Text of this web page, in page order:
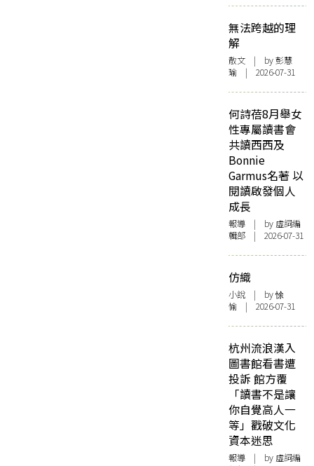
無法跨越的理
解
散文 | by 彭慧
瑜 | 2026-07-31
何詩蓓8月舉女
性專屬讀書會
共讀西西及
Bonnie
Garmus名著 以
閱讀啟發個人
成長
報導 | by 虛詞編
輯部 | 2026-07-31
仿織
小說 | by 悇
愉 | 2026-07-31
杭州流浪漢入
圖書館看書遭
投訴 館方覆
「讀書不是讓
你自覺高人一
等」戳破文化
資本迷思
報導 | by 虛詞編